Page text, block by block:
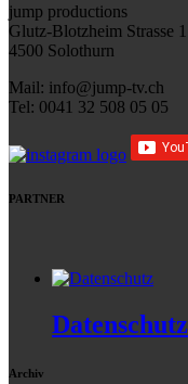
jump productions
Glutz-Blotzheim Strasse 1
4500 Solothurn
Mail: info@jump-tv.ch
Tel: 0041 32 508 05 05
PARTNER
Datenschutz
Archiv